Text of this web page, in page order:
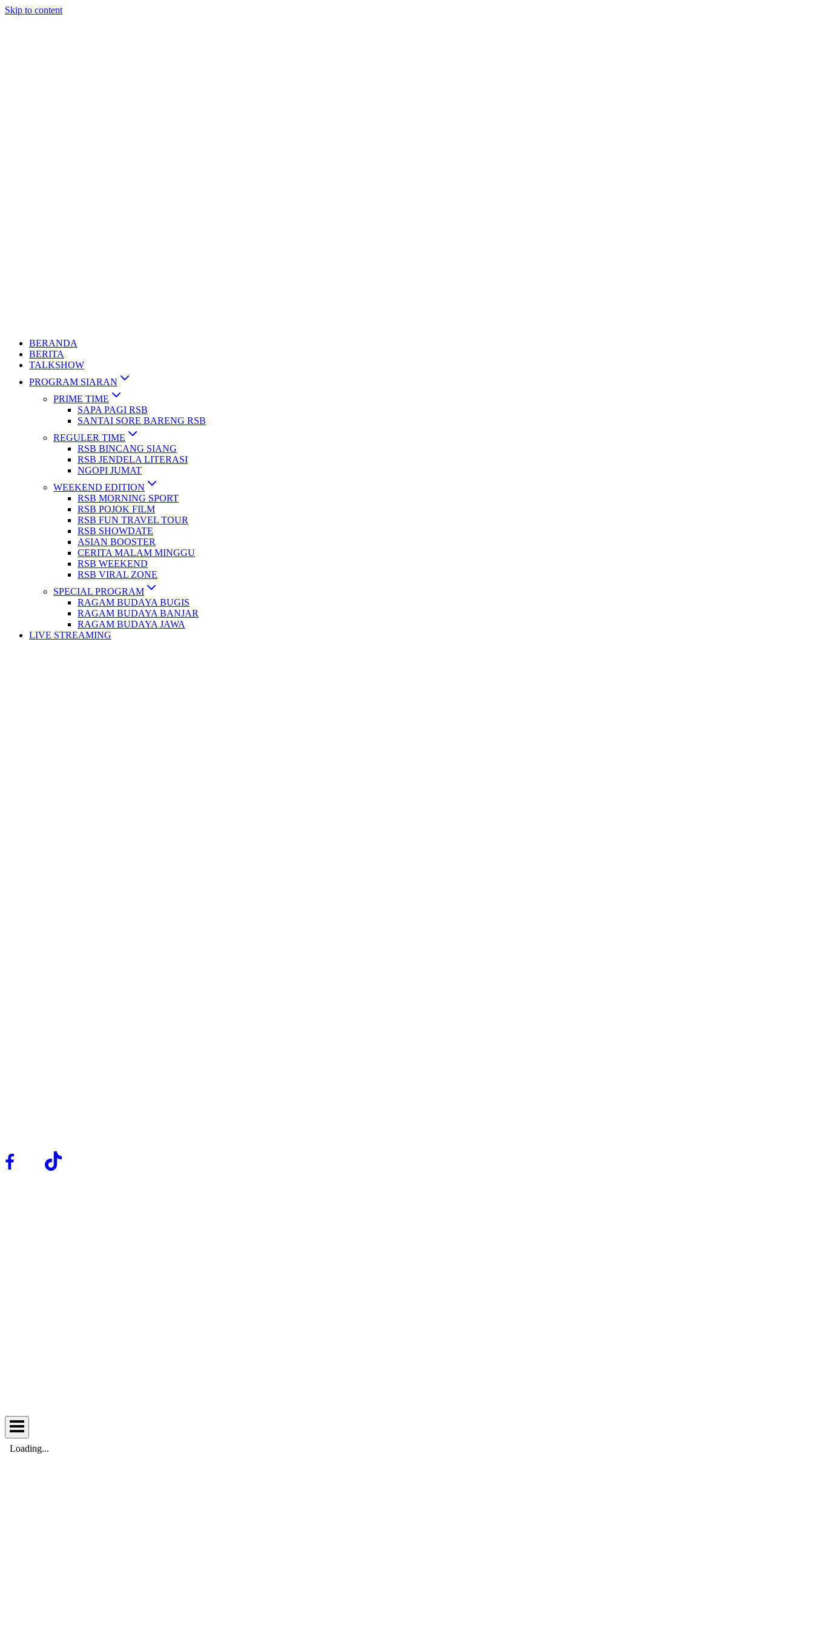
Skip to content
BERANDA
BERITA
TALKSHOW
PROGRAM SIARAN
PRIME TIME
SAPA PAGI RSB
SANTAI SORE BARENG RSB
REGULER TIME
RSB BINCANG SIANG
RSB JENDELA LITERASI
NGOPI JUMAT
WEEKEND EDITION
RSB MORNING SPORT
RSB POJOK FILM
RSB FUN TRAVEL TOUR
RSB SHOWDATE
ASIAN BOOSTER
CERITA MALAM MINGGU
RSB WEEKEND
RSB VIRAL ZONE
SPECIAL PROGRAM
RAGAM BUDAYA BUGIS
RAGAM BUDAYA BANJAR
RAGAM BUDAYA JAWA
LIVE STREAMING